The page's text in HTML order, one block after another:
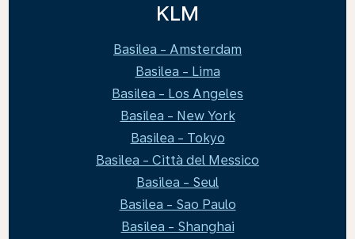
KLM
Basilea - Amsterdam
Basilea - Lima
Basilea - Los Angeles
Basilea - New York
Basilea - Tokyo
Basilea - Città del Messico
Basilea - Seul
Basilea - Sao Paulo
Basilea - Shanghai